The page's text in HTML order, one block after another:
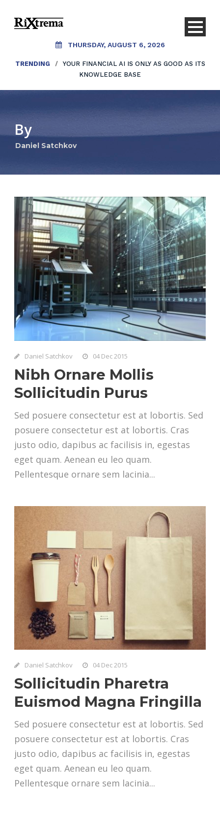
THURSDAY, AUGUST 6, 2026
TRENDING /
YOUR FINANCIAL AI IS ONLY AS GOOD AS ITS
KNOWLEDGE BASE
By
Daniel Satchkov
Daniel Satchkov 04 Dec 2015
Nibh Ornare Mollis
Sollicitudin Purus
Sed posuere consectetur est at lobortis. Sed
posuere consectetur est at lobortis. Cras
justo odio, dapibus ac facilisis in, egestas
eget quam. Aenean eu leo quam.
Pellentesque ornare sem lacinia...
Daniel Satchkov 04 Dec 2015
Sollicitudin Pharetra
Euismod Magna Fringilla
Sed posuere consectetur est at lobortis. Sed
posuere consectetur est at lobortis. Cras
justo odio, dapibus ac facilisis in, egestas
eget quam. Aenean eu leo quam.
Pellentesque ornare sem lacinia...